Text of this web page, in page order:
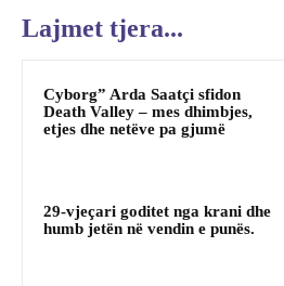
Lajmet tjera...
Cyborg” Arda Saatçi sfidon
Death Valley – mes dhimbjes,
etjes dhe netëve pa gjumë
29-vjeçari goditet nga krani dhe
humb jetën në vendin e punës.